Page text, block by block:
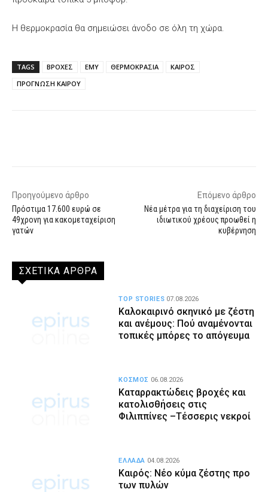
Η θερμοκρασία θα σημειώσει άνοδο σε όλη τη χώρα.
TAGS ΒΡΟΧΕΣ ΕΜΥ ΘΕΡΜΟΚΡΑΣΙΑ
ΚΑΙΡΟΣ
ΠΡΟΓΝΩΣΗ ΚΑΙΡΟΥ
Προηγούμενο άρθρο
Πρόστιμα 17.600 ευρώ σε
49χρονη για κακομεταχείριση
γατών
Επόμενο άρθρο
Νέα μέτρα για τη διαχείριση του
ιδιωτικού χρέους προωθεί η
κυβέρνηση
ΣΧΕΤΙΚΑ ΑΡΘΡΑ
Καλοκαιρινό σκηνικό με ζέστη
και ανέμους: Πού αναμένονται
τοπικές μπόρες το απόγευμα
TOP STORIES 07.08.2026
Καταρρακτώδεις βροχές και
κατολισθήσεις στις
Φιλιππίνες –Τέσσερις νεκροί
ΚΟΣΜΟΣ 06.08.2026
Καιρός: Νέο κύμα ζέστης προ
των πυλών
ΕΛΛΑΔΑ 04.08.2026